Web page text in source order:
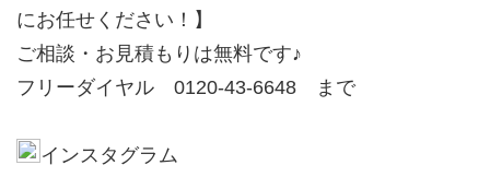
にお任せください！】
ご相談・お見積もりは無料です♪
フリーダイヤル 0120-43-6648 まで
インスタグラム